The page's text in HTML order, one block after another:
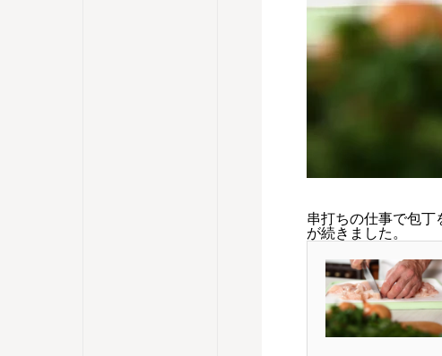
串打ちの仕事で包丁
が続きました。